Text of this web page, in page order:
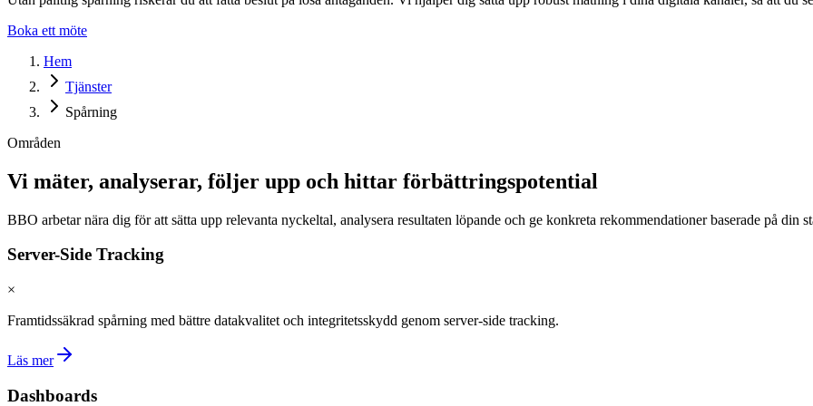
Boka ett möte
Hem
Tjänster
Spårning
Områden
Vi mäter, analyserar, följer upp och hittar förbättringspotential
BBO arbetar nära dig för att sätta upp relevanta nyckeltal, analysera resultaten löpande och ge konkreta rekommendationer baserade på din
Server-Side Tracking
×
Framtidssäkrad spårning med bättre datakvalitet och integritetsskydd genom server-side tracking.
Läs mer
Dashboards